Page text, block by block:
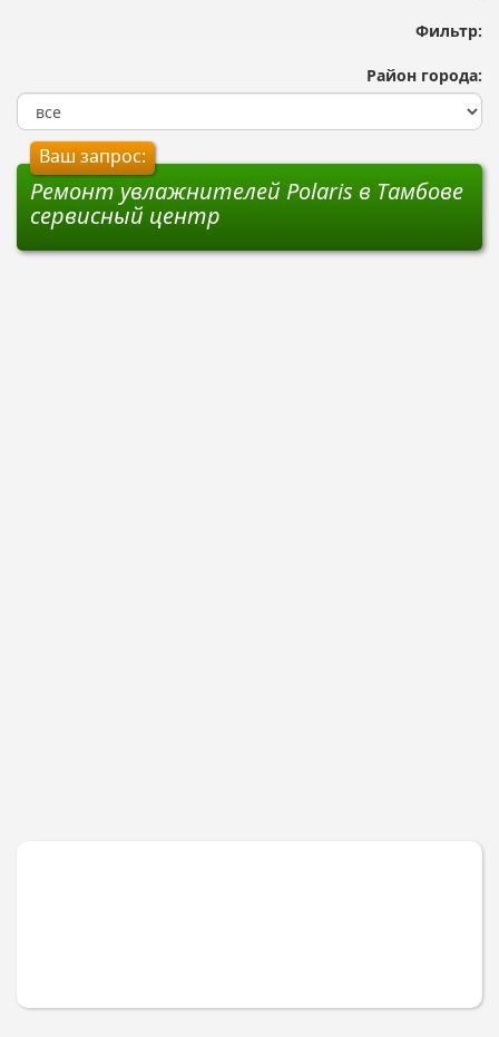
Фильтр:
Район города:
Ваш запрос:
Ремонт увлажнителей Polaris в Тамбове
сервисный центр